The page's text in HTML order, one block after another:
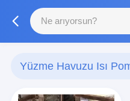
Yüzme Havuzu Isı